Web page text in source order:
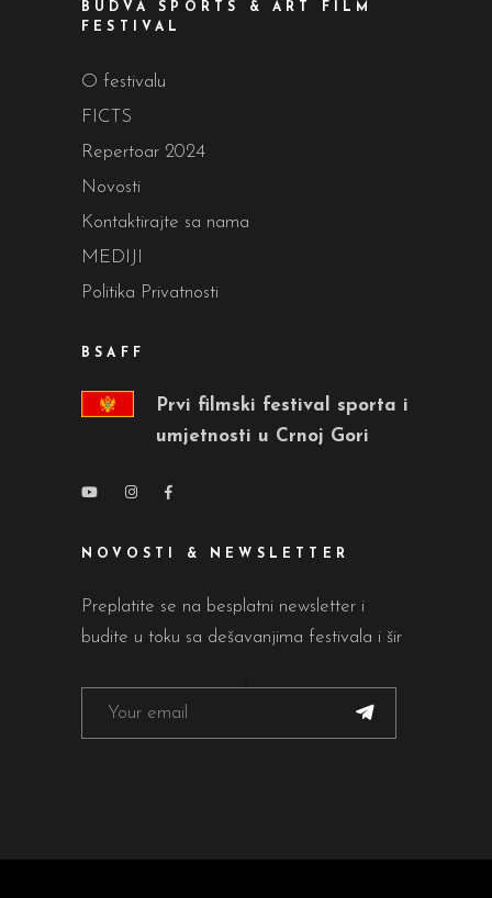
BUDVA SPORTS & ART FILM
FESTIVAL
O festivalu
FICTS
Repertoar 2024
Novosti
Kontaktirajte sa nama
MEDIJI
Politika Privatnosti
BSAFF
Prvi filmski festival sporta i
umjetnosti u Crnoj Gori
NOVOSTI & NEWSLETTER
Preplatite se na besplatni newsletter i
budite u toku sa dešavanjima festivala i šir